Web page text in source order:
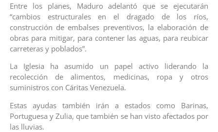
Entre los planes, Maduro adelantó que se ejecutarán
“cambios estructurales en el dragado de los ríos,
construcción de embalses preventivos, la elaboración de
obras para mitigar, para contener las aguas, para reubicar
carreteras y poblados”.
La Iglesia ha asumido un papel activo liderando la
recolección de alimentos, medicinas, ropa y otros
suministros con Cáritas Venezuela.
Estas ayudas también irán a estados como Barinas,
Portuguesa y Zulia, que también se han visto afectados por
las lluvias.